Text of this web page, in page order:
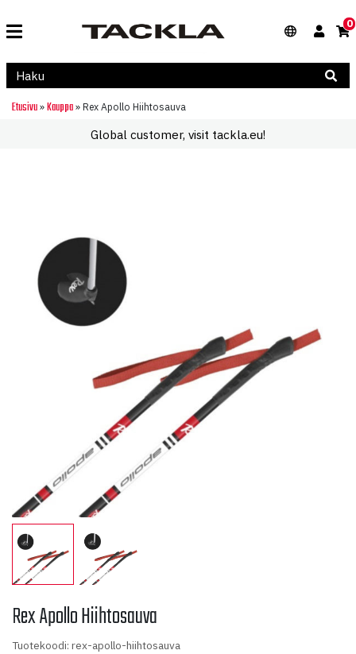
0
Etusivu » Kauppa » Rex Apollo Hiihtosauva
Global customer, visit tackla.eu!
Rex Apollo Hiihtosauva
Tuotekoodi: rex-apollo-hiihtosauva